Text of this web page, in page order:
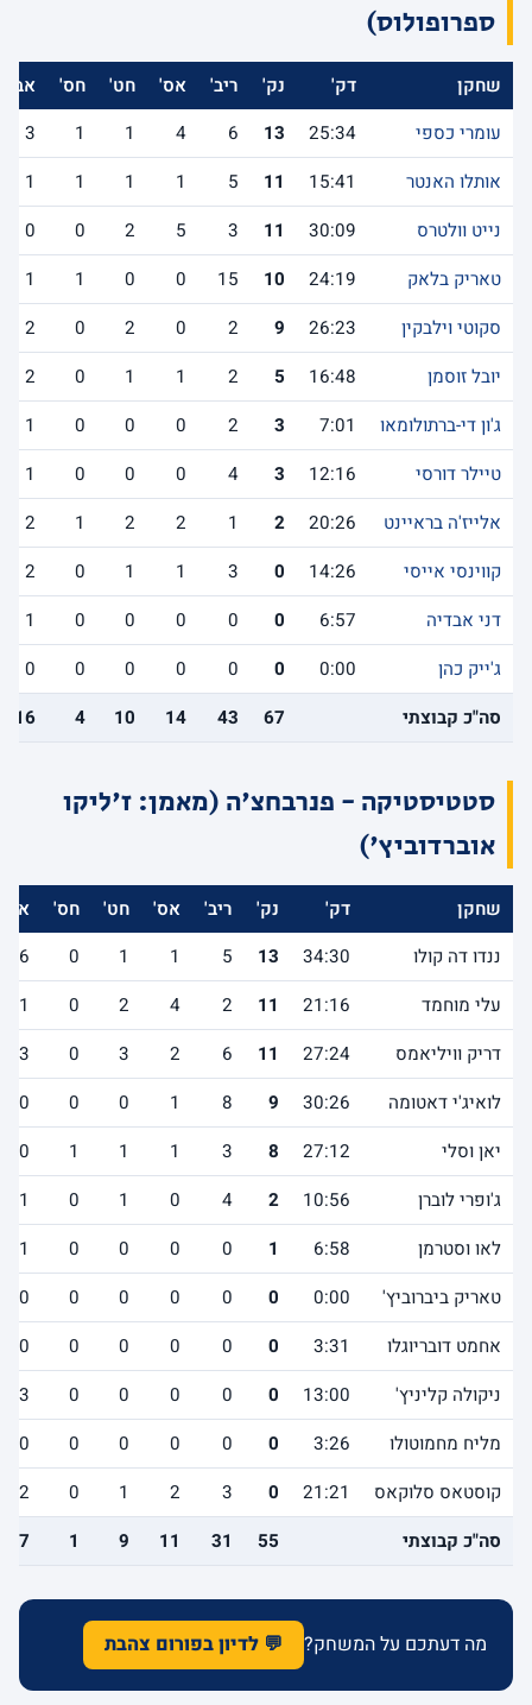
ספרופולוס)
שחקן דק' נק' ריב' אס' חט' חס'
אב'
עומרי כספי
25:34
13
6
4
1
1
3
אותלו האנטר
15:41
11
5
1
1
1
1
נייט וולטרס
30:09
11
3
5
2
0
0
טאריק בלאק
24:19
10
15
0
0
1
1
סקוטי וילבקין
26:23
9
2
0
2
0
2
יובל זוסמן
16:48
5
2
1
1
0
2
ג'ון די-ברתולומאו
7:01
3
2
0
0
0
1
טיילר דורסי
12:16
3
4
0
0
0
1
אלייז'ה בראיינט
20:26
2
1
2
2
1
2
קווינסי אייסי
14:26
0
3
1
1
0
2
דני אבדיה
6:57
0
0
0
0
0
1
ג'ייק כהן
0:00
0
0
0
0
0
0
סה"כ קבוצתי
67
43
14
10
4
16
סטטיסטיקה - פנרבחצ'ה (מאמן: ז'ליקו
אוברדוביץ')
שחקן דק' נק' ריב' אס' חט' חס'
אב'
ננדו דה קולו
34:30
13
5
1
1
0
6
עלי מוחמד
21:16
11
2
4
2
0
1
דריק וויליאמס
27:24
11
6
2
3
0
3
לואיג'י דאטומה
30:26
9
8
1
0
0
0
יאן וסלי
27:12
8
3
1
1
1
0
ג'ופרי לוברן
10:56
2
4
0
1
0
1
לאו וסטרמן
6:58
1
0
0
0
0
1
טאריק ביברוביץ'
0:00
0
0
0
0
0
0
אחמט דובריוגלו
3:31
0
0
0
0
0
0
ניקולה קליניץ'
13:00
0
0
0
0
0
3
מליח מחמוטולו
3:26
0
0
0
0
0
0
קוסטאס סלוקאס
21:21
0
3
2
1
0
2
סה"כ קבוצתי
55
31
11
9
1
17
מה דעתכם על המשחק? 💬 לדיון בפורום צהבת